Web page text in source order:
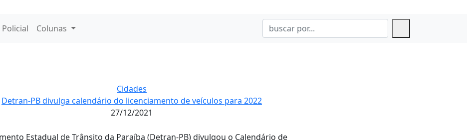
Policial Colunas
Cidades
Detran-PB divulga calendário do licenciamento de veículos para 2022
27/12/2021
Estadual de Trânsito da Paraíba (Detran-PB) divulgou o Calendário de